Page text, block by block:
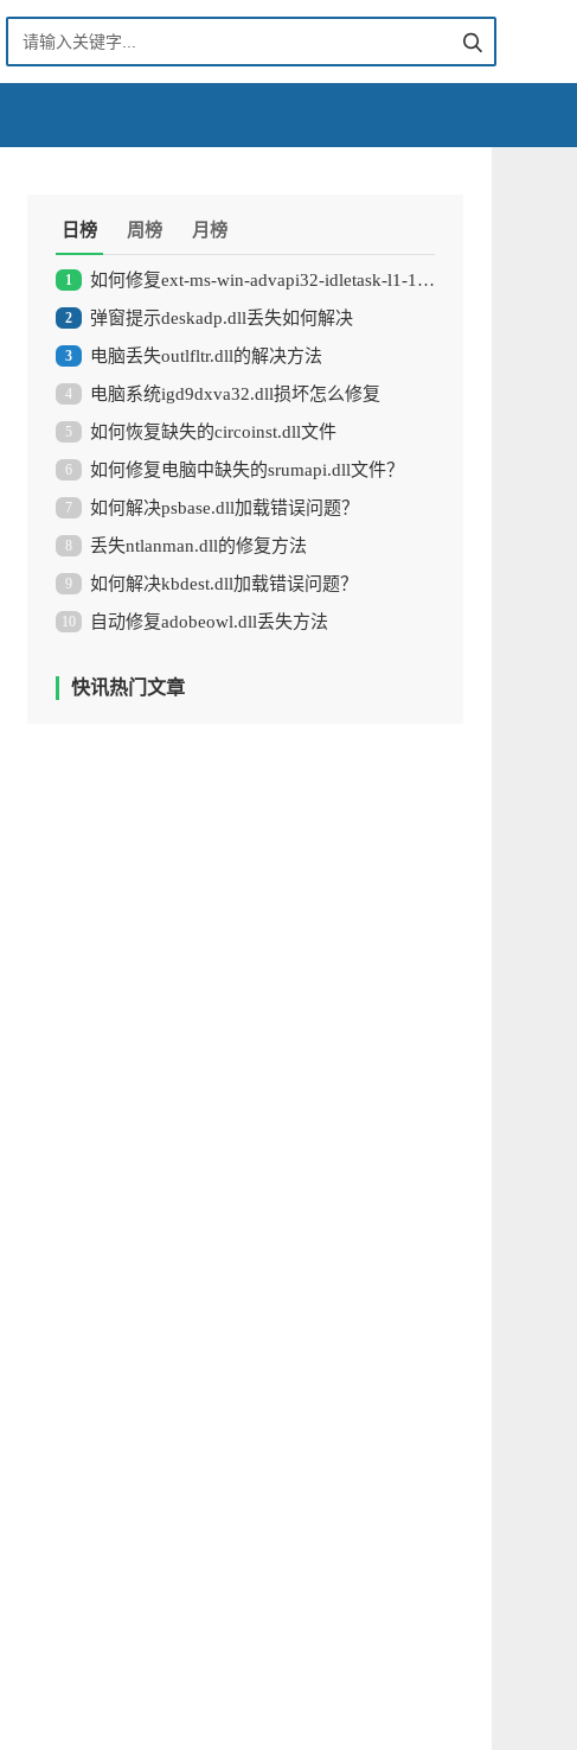
日榜 周榜 月榜
1 如何修复ext-ms-win-advapi32-idletask-l1-1-0.dll文件被破坏的问题
2 弹窗提示deskadp.dll丢失如何解决
3 电脑丢失outlfltr.dll的解决方法
4 电脑系统igd9dxva32.dll损坏怎么修复
5 如何恢复缺失的circoinst.dll文件
6 如何修复电脑中缺失的srumapi.dll文件？
7 如何解决psbase.dll加载错误问题？
8 丢失ntlanman.dll的修复方法
9 如何解决kbdest.dll加载错误问题？
10 自动修复adobeowl.dll丢失方法
快讯热门文章